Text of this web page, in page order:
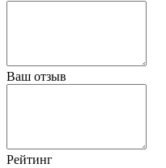
Ваш отзыв
Рейтинг